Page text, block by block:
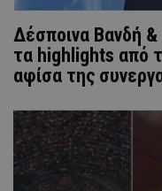
Δέσποινα Βανδή
τα highlights από
αφίσα της